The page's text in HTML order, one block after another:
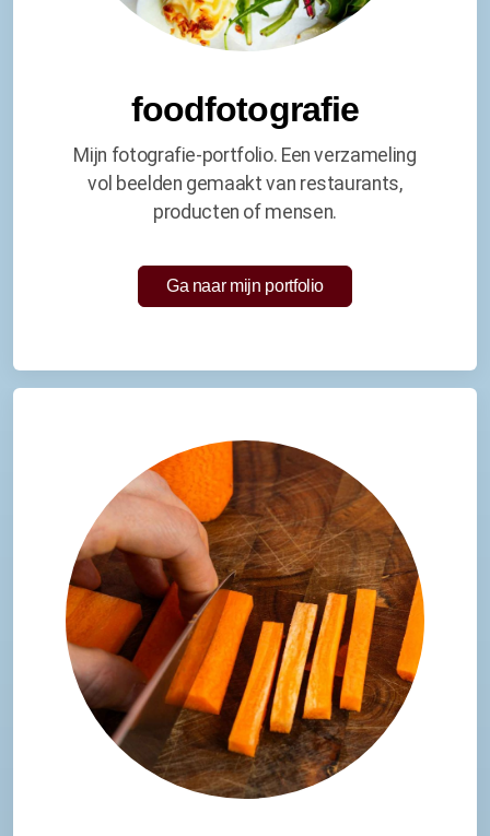
foodfotografie
Mijn fotografie-portfolio. Een verzameling
vol beelden gemaakt van restaurants,
producten of mensen.
Ga naar mijn portfolio